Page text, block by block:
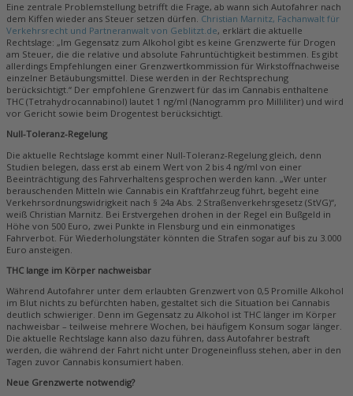
Eine zentrale Problemstellung betrifft die Frage, ab wann sich Autofahrer nach
dem Kiffen wieder ans Steuer setzen dürfen. Christian Marnitz, Fachanwalt für
Verkehrsrecht und Partneranwalt von Geblitzt.de, erklärt die aktuelle
Rechtslage: „Im Gegensatz zum Alkohol gibt es keine Grenzwerte für Drogen
am Steuer, die die relative und absolute Fahruntüchtigkeit bestimmen. Es gibt
allerdings Empfehlungen einer Grenzwertkommission für Wirkstoffnachweise
einzelner Betäubungsmittel. Diese werden in der Rechtsprechung
berücksichtigt.“ Der empfohlene Grenzwert für das im Cannabis enthaltene
THC (Tetrahydrocannabinol) lautet 1 ng/ml (Nanogramm pro Milliliter) und wird
vor Gericht sowie beim Drogentest berücksichtigt.
Null-Toleranz-Regelung
Die aktuelle Rechtslage kommt einer Null-Toleranz-Regelung gleich, denn
Studien belegen, dass erst ab einem Wert von 2 bis 4 ng/ml von einer
Beeinträchtigung des Fahrverhaltens gesprochen werden kann. „Wer unter
berauschenden Mitteln wie Cannabis ein Kraftfahrzeug führt, begeht eine
Verkehrsordnungswidrigkeit nach § 24a Abs. 2 Straßenverkehrsgesetz (StVG)“,
weiß Christian Marnitz. Bei Erstvergehen drohen in der Regel ein Bußgeld in
Höhe von 500 Euro, zwei Punkte in Flensburg und ein einmonatiges
Fahrverbot. Für Wiederholungstäter könnten die Strafen sogar auf bis zu 3.000
Euro ansteigen.
THC lange im Körper nachweisbar
Während Autofahrer unter dem erlaubten Grenzwert von 0,5 Promille Alkohol
im Blut nichts zu befürchten haben, gestaltet sich die Situation bei Cannabis
deutlich schwieriger. Denn im Gegensatz zu Alkohol ist THC länger im Körper
nachweisbar – teilweise mehrere Wochen, bei häufigem Konsum sogar länger.
Die aktuelle Rechtslage kann also dazu führen, dass Autofahrer bestraft
werden, die während der Fahrt nicht unter Drogeneinfluss stehen, aber in den
Tagen zuvor Cannabis konsumiert haben.
Neue Grenzwerte notwendig?